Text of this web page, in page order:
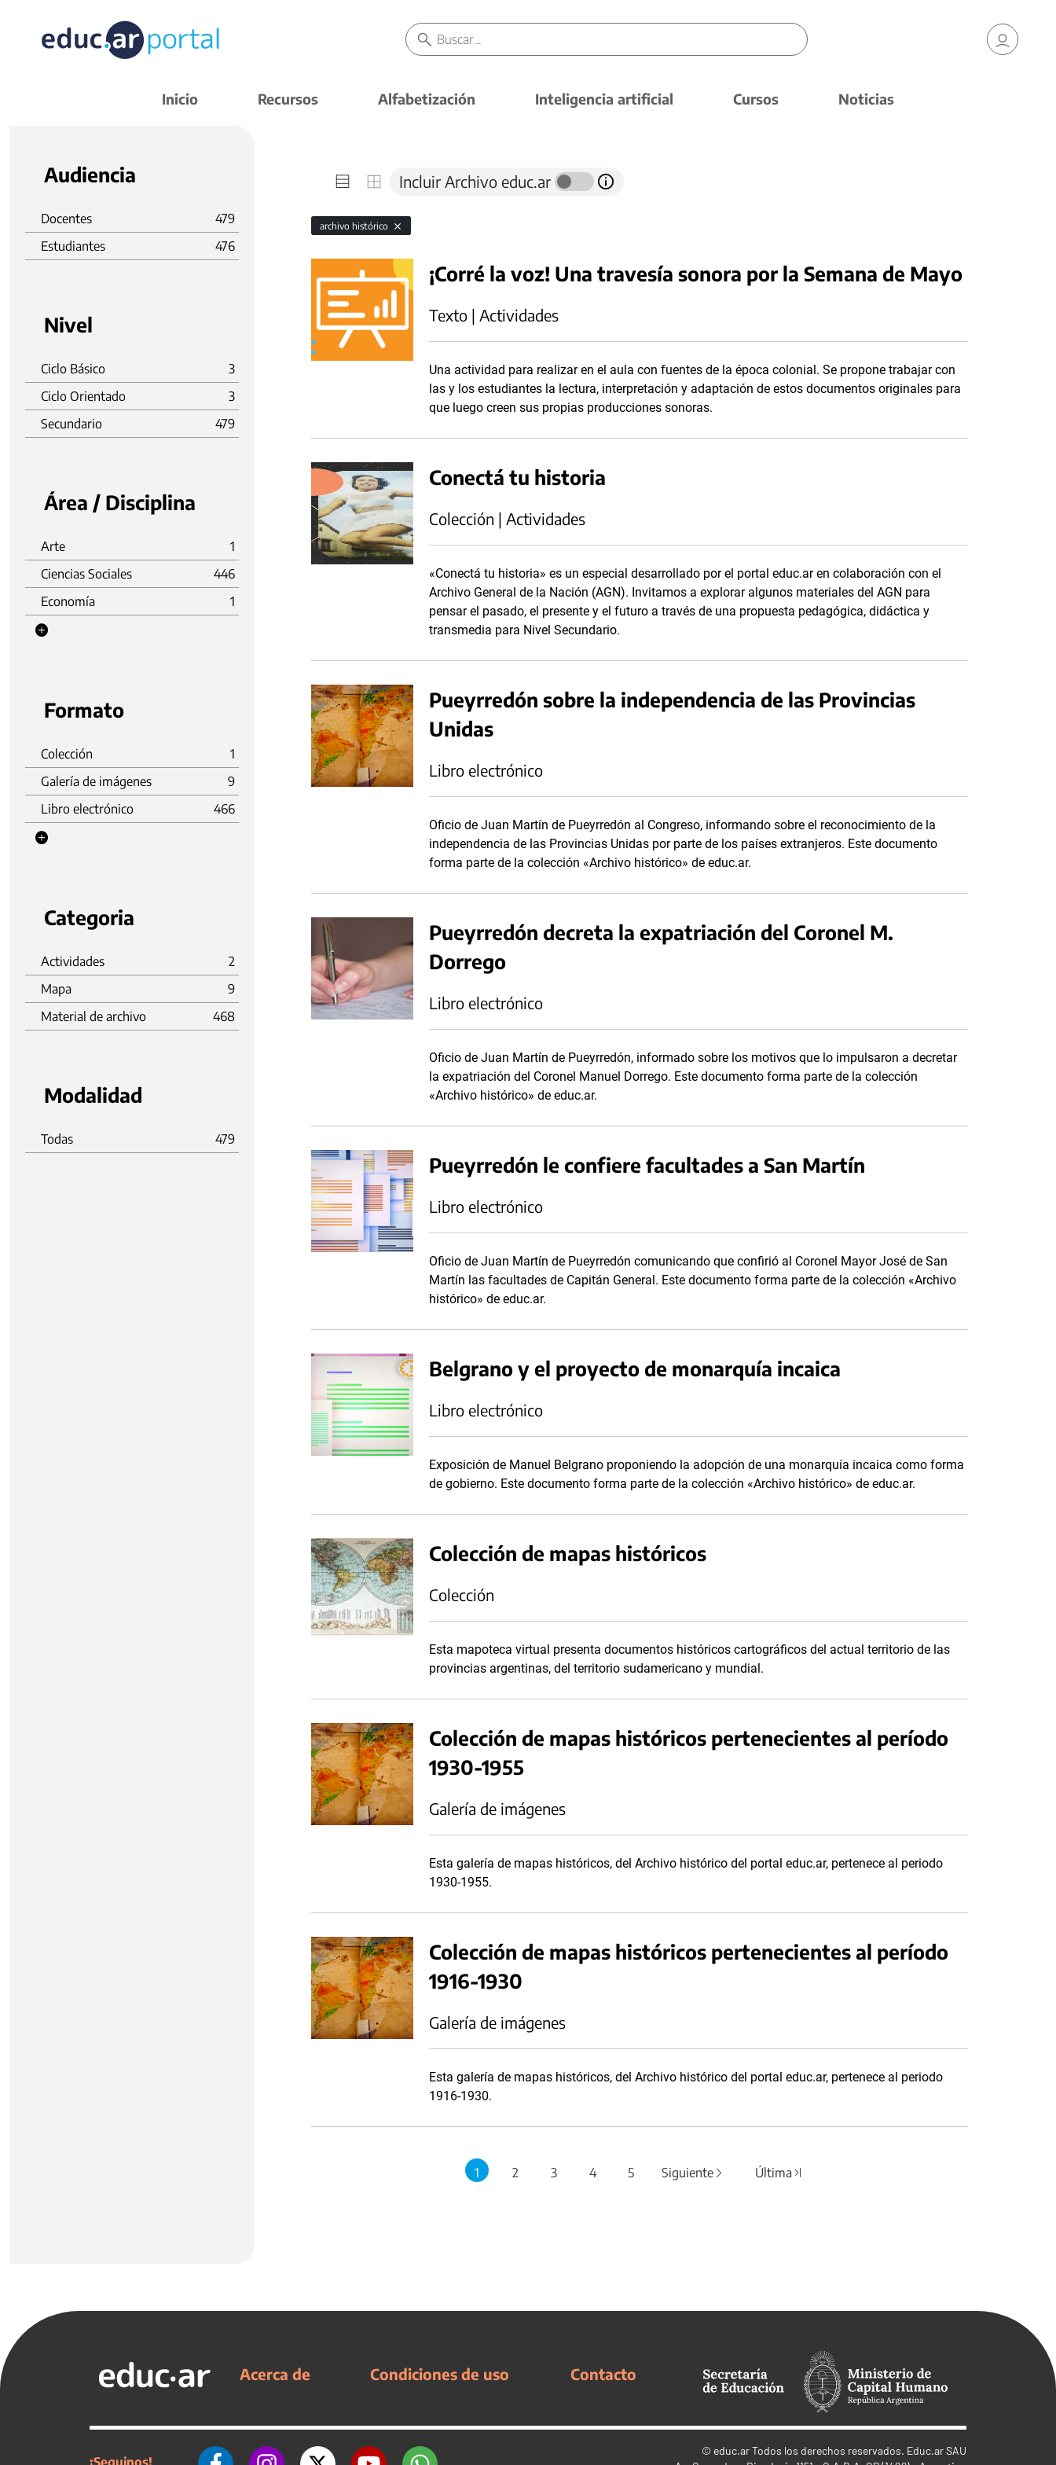
Inicio Recursos Alfabetización Inteligencia artificial Cursos Noticias
Audiencia
Docentes
479
Estudiantes
476
Nivel
Ciclo Básico
3
Ciclo Orientado
3
Secundario
479
Área / Disciplina
Arte
1
Ciencias Sociales
446
Economía
1
Formato
Colección
1
Galería de imágenes
9
Libro electrónico
466
Categoria
Actividades
2
Mapa
9
Material de archivo
468
Modalidad
Todas 479
Incluir Archivo educ.ar
archivo histórico
¡Corré la voz! Una travesía sonora por la Semana de Mayo
Texto | Actividades
Una actividad para realizar en el aula con fuentes de la época colonial. Se propone trabajar con
las y los estudiantes la lectura, interpretación y adaptación de estos documentos originales para
que luego creen sus propias producciones sonoras.
Conectá tu historia
Colección | Actividades
«Conectá tu historia» es un especial desarrollado por el portal educ.ar en colaboración con el
Archivo General de la Nación (AGN). Invitamos a explorar algunos materiales del AGN para
pensar el pasado, el presente y el futuro a través de una propuesta pedagógica, didáctica y
transmedia para Nivel Secundario.
Pueyrredón sobre la independencia de las Provincias
Unidas
Libro electrónico
Oficio de Juan Martín de Pueyrredón al Congreso, informando sobre el reconocimiento de la
independencia de las Provincias Unidas por parte de los países extranjeros. Este documento
forma parte de la colección «Archivo histórico» de educ.ar.
Pueyrredón decreta la expatriación del Coronel M.
Dorrego
Libro electrónico
Oficio de Juan Martín de Pueyrredón, informado sobre los motivos que lo impulsaron a decretar
la expatriación del Coronel Manuel Dorrego. Este documento forma parte de la colección
«Archivo histórico» de educ.ar.
Pueyrredón le confiere facultades a San Martín
Libro electrónico
Oficio de Juan Martín de Pueyrredón comunicando que confirió al Coronel Mayor José de San
Martín las facultades de Capitán General. Este documento forma parte de la colección «Archivo
histórico» de educ.ar.
Belgrano y el proyecto de monarquía incaica
Libro electrónico
Exposición de Manuel Belgrano proponiendo la adopción de una monarquía incaica como forma
de gobierno. Este documento forma parte de la colección «Archivo histórico» de educ.ar.
Colección de mapas históricos
Colección
Esta mapoteca virtual presenta documentos históricos cartográficos del actual territorio de las
provincias argentinas, del territorio sudamericano y mundial.
Colección de mapas históricos pertenecientes al período
1930-1955
Galería de imágenes
Esta galería de mapas históricos, del Archivo histórico del portal educ.ar, pertenece al periodo
1930-1955.
Colección de mapas históricos pertenecientes al período
1916-1930
Galería de imágenes
Esta galería de mapas históricos, del Archivo histórico del portal educ.ar, pertenece al periodo
1916-1930.
1 2 3 4 5 Siguiente Última
Acerca de Condiciones de uso Contacto
¡Seguinos!
© educ.arTodos los derechos reservados. Educ.ar SAU